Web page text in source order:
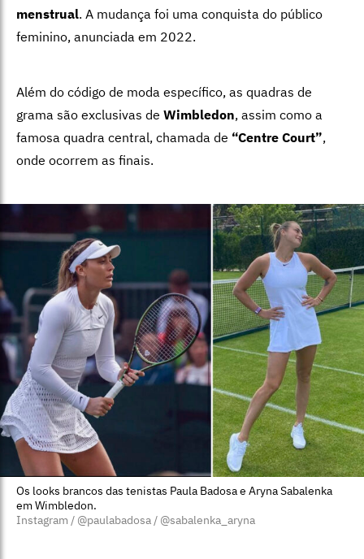
menstrual. A mudança foi uma conquista do público
feminino, anunciada em 2022.
Além do código de moda específico, as quadras de
grama são exclusivas de Wimbledon, assim como a
famosa quadra central, chamada de “Centre Court”,
onde ocorrem as finais.
Os looks brancos das tenistas Paula Badosa e Aryna Sabalenka
em Wimbledon.
Instagram / @paulabadosa / @sabalenka_aryna